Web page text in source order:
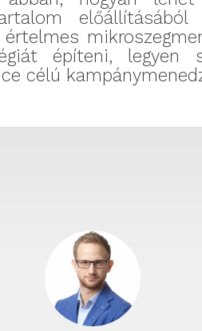
előállításából
értelmes
építeni, legyen
célú